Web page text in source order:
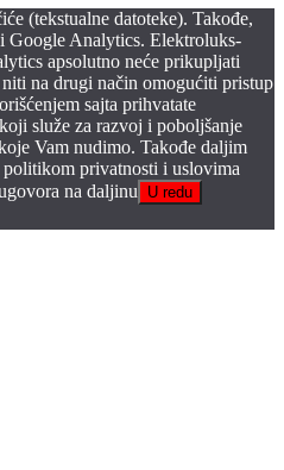
(tekstualne datoteke). Takođe,
Google Analytics. Elektroluks-
apsolutno neće prikupljati
na drugi način omogućiti pristup
sajta prihvatate
služe za razvoj i poboljšanje
Vam nudimo. Takođe daljim
politikom privatnosti i uslovima
na daljinu
U redu